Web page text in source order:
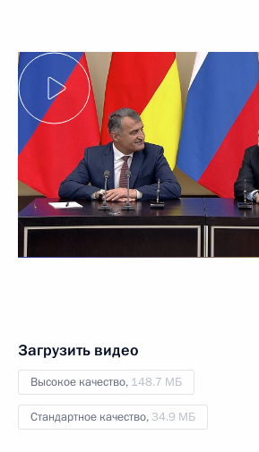
Загрузить видео
Высокое качество, 148.7 МБ
Стандартное качество, 34.9 МБ